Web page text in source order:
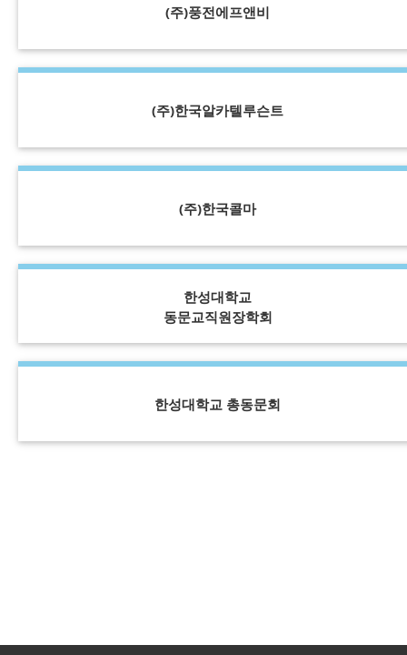
(주)풍전에프앤비
(주)한국알카텔루슨트
(주)한국콜마
한성대학교
동문교직원장학회
한성대학교 총동문회